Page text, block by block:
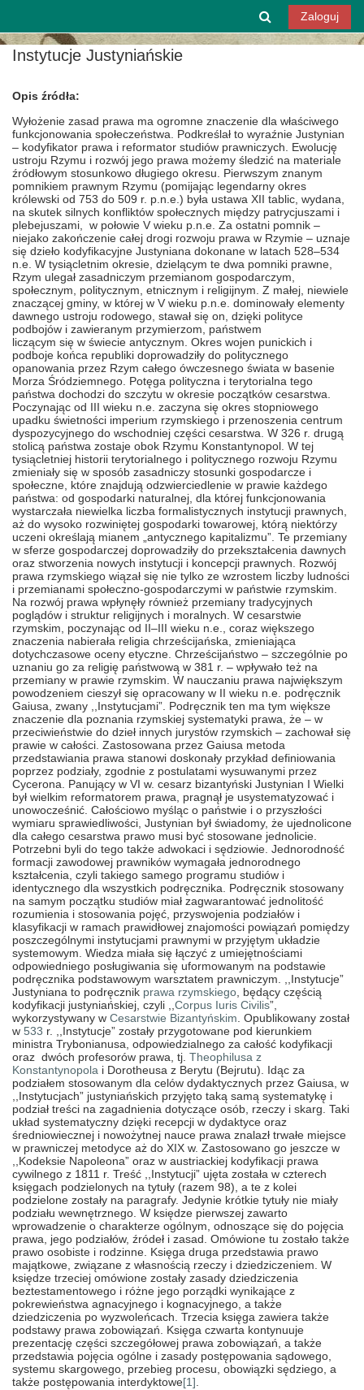
Przełącznik
Zaloguj
Instytucje Justyniańskie
Opis źródła:
Wyłożenie zasad prawa ma ogromne znaczenie dla właściwego
funkcjonowania społeczeństwa. Podkreślał to wyraźnie Justynian
– kodyfikator prawa i reformator studiów prawniczych. Ewolucję
ustroju Rzymu i rozwój jego prawa możemy śledzić na materiale
źródłowym stosunkowo długiego okresu. Pierwszym znanym
pomnikiem prawnym Rzymu (pomijając legendarny okres
królewski od 753 do 509 r. p.n.e.) była ustawa XII tablic, wydana,
na skutek silnych konfliktów społecznych między patrycjuszami i
plebejuszami, w połowie V wieku p.n.e. Za ostatni pomnik –
niejako zakończenie całej drogi rozwoju prawa w Rzymie – uznaje
się dzieło kodyfikacyjne Justyniana dokonane w latach 528–534
n.e. W tysiącletnim okresie, dzielącym te dwa pomniki prawne,
Rzym ulegał zasadniczym przemianom gospodarczym,
społecznym, politycznym, etnicznym i religijnym. Z małej, niewiele
znaczącej gminy, w której w V wieku p.n.e. dominowały elementy
dawnego ustroju rodowego, stawał się on, dzięki polityce
podbojów i zawieranym przymierzom, państwem
liczącym się w świecie antycznym. Okres wojen punickich i
podboje końca republiki doprowadziły do politycznego
opanowania przez Rzym całego ówczesnego świata w basenie
Morza Śródziemnego. Potęga polityczna i terytorialna tego
państwa dochodzi do szczytu w okresie początków cesarstwa.
Poczynając od III wieku n.e. zaczyna się okres stopniowego
upadku świetności imperium rzymskiego i przenoszenia centrum
dyspozycyjnego do wschodniej części cesarstwa. W 326 r. drugą
stolicą państwa zostaje obok Rzymu Konstantynopol. W tej
tysiącletniej historii terytorialnego i politycznego rozwoju Rzymu
zmieniały się w sposób zasadniczy stosunki gospodarcze i
społeczne, które znajdują odzwierciedlenie w prawie każdego
państwa: od gospodarki naturalnej, dla której funkcjonowania
wystarczała niewielka liczba formalistycznych instytucji prawnych,
aż do wysoko rozwiniętej gospodarki towarowej, którą niektórzy
uczeni określają mianem „antycznego kapitalizmu”. Te przemiany
w sferze gospodarczej doprowadziły do przekształcenia dawnych
oraz stworzenia nowych instytucji i koncepcji prawnych. Rozwój
prawa rzymskiego wiązał się nie tylko ze wzrostem liczby ludności
i przemianami społeczno-gospodarczymi w państwie rzymskim.
Na rozwój prawa wpłynęły również przemiany tradycyjnych
poglądów i struktur religijnych i moralnych. W cesarstwie
rzymskim, poczynając od II–III wieku n.e., coraz większego
znaczenia nabierała religia chrześcijańska, zmieniająca
dotychczasowe oceny etyczne. Chrześcijaństwo – szczególnie po
uznaniu go za religię państwową w 381 r. – wpływało też na
przemiany w prawie rzymskim. W nauczaniu prawa największym
powodzeniem cieszył się opracowany w II wieku n.e. podręcznik
Gaiusa, zwany ,,Instytucjami”. Podręcznik ten ma tym większe
znaczenie dla poznania rzymskiej systematyki prawa, że – w
przeciwieństwie do dzieł innych jurystów rzymskich – zachował się
prawie w całości. Zastosowana przez Gaiusa metoda
przedstawiania prawa stanowi doskonały przykład definiowania
poprzez podziały, zgodnie z postulatami wysuwanymi przez
Cycerona. Panujący w VI w. cesarz bizantyński Justynian I Wielki
był wielkim reformatorem prawa, pragnął je usystematyzować i
unowocześnić. Całościowo myśląc o państwie i o przyszłości
wymiaru sprawiedliwości, Justynian był świadomy, że ujednolicone
dla całego cesarstwa prawo musi być stosowane jednolicie.
Potrzebni byli do tego także adwokaci i sędziowie. Jednorodność
formacji zawodowej prawników wymagała jednorodnego
kształcenia, czyli takiego samego programu studiów i
identycznego dla wszystkich podręcznika. Podręcznik stosowany
na samym początku studiów miał zagwarantować jednolitość
rozumienia i stosowania pojęć, przyswojenia podziałów i
klasyfikacji w ramach prawidłowej znajomości powiązań pomiędzy
poszczególnymi instytucjami prawnymi w przyjętym układzie
systemowym. Wiedza miała się łączyć z umiejętnościami
odpowiedniego posługiwania się uformowanym na podstawie
podręcznika podstawowym warsztatem prawniczym. ,,Instytucje”
Justyniana to podręcznik prawa rzymskiego, będący częścią
kodyfikacji justyniańskiej, czyli ,,Corpus Iuris Civilis”,
wykorzystywany w Cesarstwie Bizantyńskim. Opublikowany został
w 533 r. ,,Instytucje” zostały przygotowane pod kierunkiem
ministra Trybonianusa, odpowiedzialnego za całość kodyfikacji
oraz dwóch profesorów prawa, tj. Theophilusa z
Konstantynopola i Dorotheusa z Berytu (Bejrutu). Idąc za
podziałem stosowanym dla celów dydaktycznych przez Gaiusa, w
,,Instytucjach” justyniańskich przyjęto taką samą systematykę i
podział treści na zagadnienia dotyczące osób, rzeczy i skarg. Taki
układ systematyczny dzięki recepcji w dydaktyce oraz
średniowiecznej i nowożytnej nauce prawa znalazł trwałe miejsce
w prawniczej metodyce aż do XIX w. Zastosowano go jeszcze w
,,Kodeksie Napoleona” oraz w austriackiej kodyfikacji prawa
cywilnego z 1811 r. Treść ,,Instytucji” ujęta została w czterech
księgach podzielonych na tytuły (razem 98), a te z kolei
podzielone zostały na paragrafy. Jedynie krótkie tytuły nie miały
podziału wewnętrznego. W księdze pierwszej zawarto
wprowadzenie o charakterze ogólnym, odnoszące się do pojęcia
prawa, jego podziałów, źródeł i zasad. Omówione tu zostało także
prawo osobiste i rodzinne. Księga druga przedstawia prawo
majątkowe, związane z własnością rzeczy i dziedziczeniem. W
księdze trzeciej omówione zostały zasady dziedziczenia
beztestamentowego i różne jego porządki wynikające z
pokrewieństwa agnacyjnego i kognacyjnego, a także
dziedziczenia po wyzwoleńcach. Trzecia księga zawiera także
podstawy prawa zobowiązań. Księga czwarta kontynuuje
prezentację części szczegółowej prawa zobowiązań, a także
przedstawia pojęcia ogólne i zasady postępowania sądowego,
systemu skargowego, przebieg procesu, obowiązki sędziego, a
także postępowania interdyktowe[1].